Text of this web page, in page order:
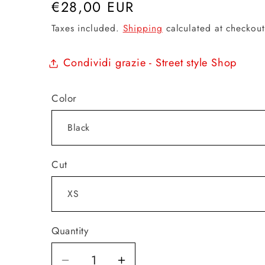
Regular
price
€28,00 EUR
Taxes included. Shipping calculated at
Condividi grazie - Street style Shop
Color
Cut
Quantity
Quantity